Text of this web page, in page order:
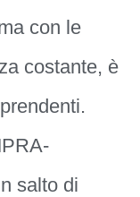
con le
costante, è
salto di